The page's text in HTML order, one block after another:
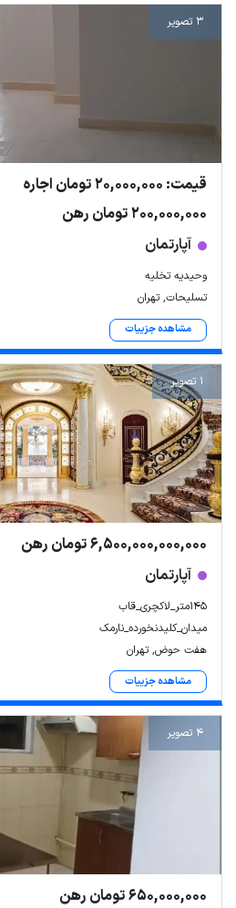
3 تصویر
قیمت: 20,000,000 تومان اجاره
200,000,000 تومان رهن
آپارتمان
وحیدیه تخلیه
تسلیحات, تهران
مشاهده جزییات
1 تصویر
6,500,000,000,000 تومان رهن
آپارتمان
۱۴۵متر_لاکچری_قاب
میدان_کلیدنخورده_نارمک
هفت حوض, تهران
مشاهده جزییات
4 تصویر
650,000,000 تومان رهن